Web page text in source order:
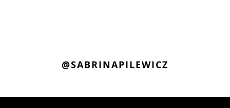
@SABRINAPILEWICZ